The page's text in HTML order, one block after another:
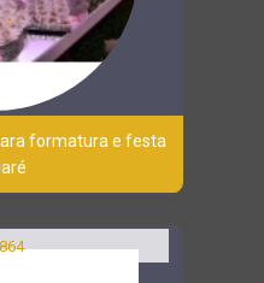
formatura e festa